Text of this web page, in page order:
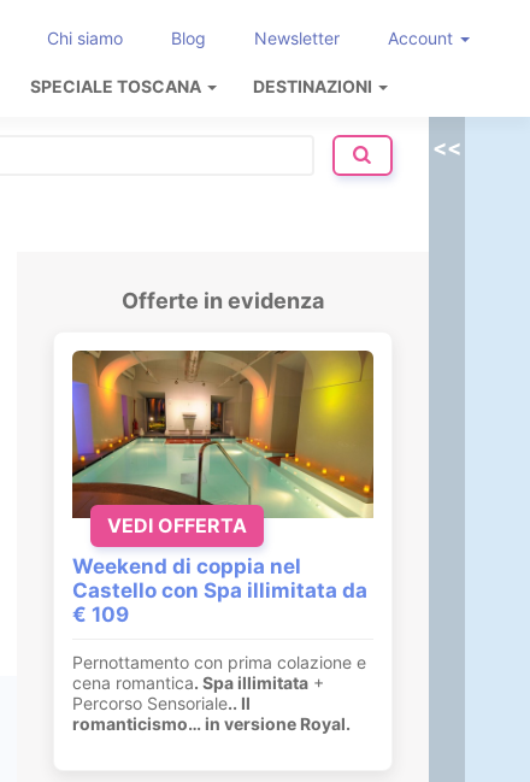
Chi siamo Blog Newsletter Account
SPECIALE TOSCANA DESTINAZIONI
Offerte in evidenza
Weekend di coppia nel
Castello con Spa illimitata da
€ 109
Pernottamento con prima colazione e
cena romantica. Spa illimitata +
Percorso Sensoriale.. Il
romanticismo… in versione Royal.
VEDI OFFERTA
<<